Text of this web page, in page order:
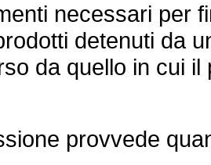
necessari per
detenuti da
da quello in cui
provvede